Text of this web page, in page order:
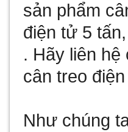
sản phẩm
điện tử 5 tấn,
. Hãy liên
cân treo
Như chúng